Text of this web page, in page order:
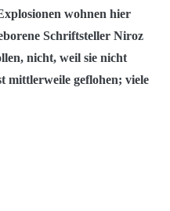
wohnen hier
Schriftsteller Niroz
nicht, weil sie nicht
mittlerweile geflohen; viele